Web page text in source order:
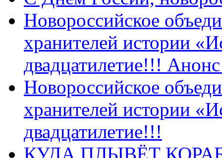
Новороссийское
хранителей истории
двадцатилетие!!!
Новороссийское
хранителей истории
двадцатилетие!!!
КУДА ПЛЫВЁТ